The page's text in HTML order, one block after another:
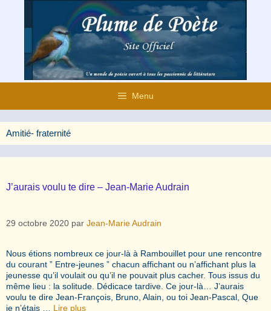
contenu
Menu
Amitié- fraternité
J’aurais voulu te dire – Jean-Marie Audrain
29 octobre 2020 par Jean-Marie Audrain
Nous étions nombreux ce jour-là à Rambouillet pour une rencontre
du courant ” Entre-jeunes ” chacun affichant ou n’affichant plus la
jeunesse qu’il voulait ou qu’il ne pouvait plus cacher. Tous issus du
même lieu : la solitude. Dédicace tardive. Ce jour-là… J’aurais
voulu te dire Jean-François, Bruno, Alain, ou toi Jean-Pascal, Que
je n’étais … Lire plus